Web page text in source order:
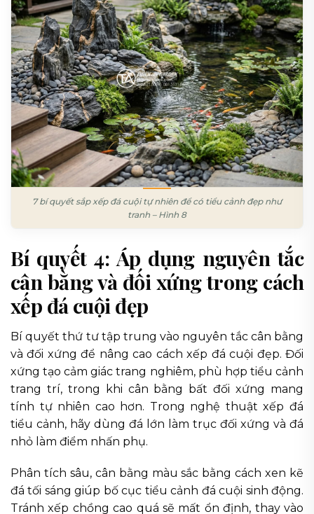
7 bí quyết sắp xếp đá cuội tự nhiên để có tiểu cảnh đẹp như
tranh – Hình 8
Bí quyết 4: Áp dụng nguyên tắc
cân bằng và đối xứng trong cách
xếp đá cuội đẹp
Bí quyết thứ tư tập trung vào nguyên tắc cân bằng
và đối xứng để nâng cao cách xếp đá cuội đẹp. Đối
xứng tạo cảm giác trang nghiêm, phù hợp tiểu cảnh
trang trí, trong khi cân bằng bất đối xứng mang
tính tự nhiên cao hơn. Trong nghệ thuật xếp đá
tiểu cảnh, hãy dùng đá lớn làm trục đối xứng và đá
nhỏ làm điểm nhấn phụ.
Phân tích sâu, cân bằng màu sắc bằng cách xen kẽ
đá tối sáng giúp bố cục tiểu cảnh đá cuội sinh động.
Tránh xếp chồng cao quá sẽ mất ổn định, thay vào